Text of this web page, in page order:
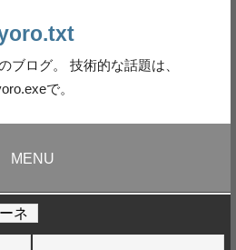
ブログ。 技術的な話題は、
で。
MENU
ネ